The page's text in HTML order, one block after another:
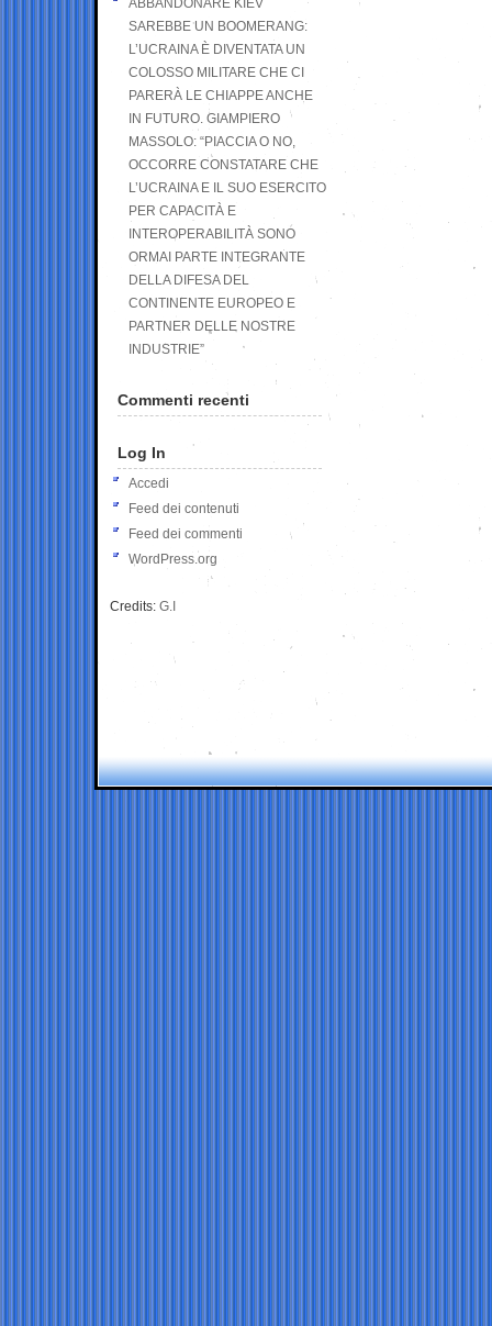
ABBANDONARE KIEV
SAREBBE UN BOOMERANG:
L’UCRAINA È DIVENTATA UN
COLOSSO MILITARE CHE CI
PARERÀ LE CHIAPPE ANCHE
IN FUTURO. GIAMPIERO
MASSOLO: “PIACCIA O NO,
OCCORRE CONSTATARE CHE
L’UCRAINA E IL SUO ESERCITO
PER CAPACITÀ E
INTEROPERABILITÀ SONO
ORMAI PARTE INTEGRANTE
DELLA DIFESA DEL
CONTINENTE EUROPEO E
PARTNER DELLE NOSTRE
INDUSTRIE”
Commenti recenti
Log In
Accedi
Feed dei contenuti
Feed dei commenti
WordPress.org
Credits: G.I